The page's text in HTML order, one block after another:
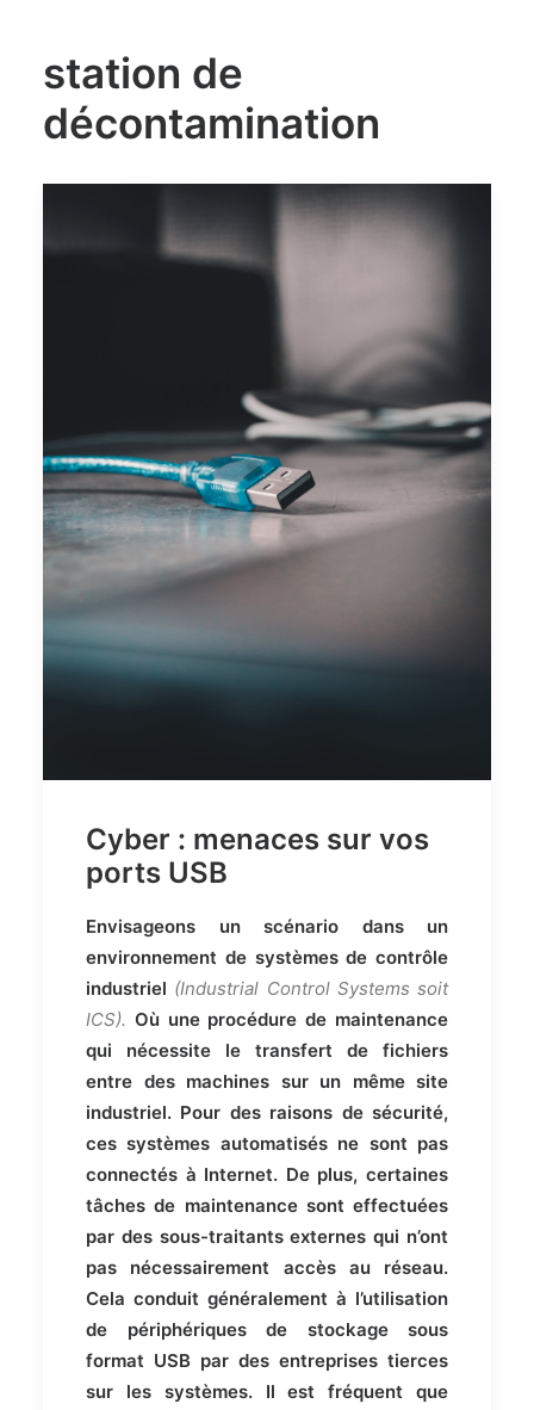
station de
décontamination
Cyber : menaces sur vos
ports USB
Envisageons un scénario dans un
environnement de systèmes de contrôle
industriel (Industrial Control Systems soit
ICS). Où une procédure de maintenance
qui nécessite le transfert de fichiers
entre des machines sur un même site
industriel. Pour des raisons de sécurité,
ces systèmes automatisés ne sont pas
connectés à Internet. De plus, certaines
tâches de maintenance sont effectuées
par des sous-traitants externes qui n’ont
pas nécessairement accès au réseau.
Cela conduit généralement à l’utilisation
de périphériques de stockage sous
format USB par des entreprises tierces
sur les systèmes. Il est fréquent que